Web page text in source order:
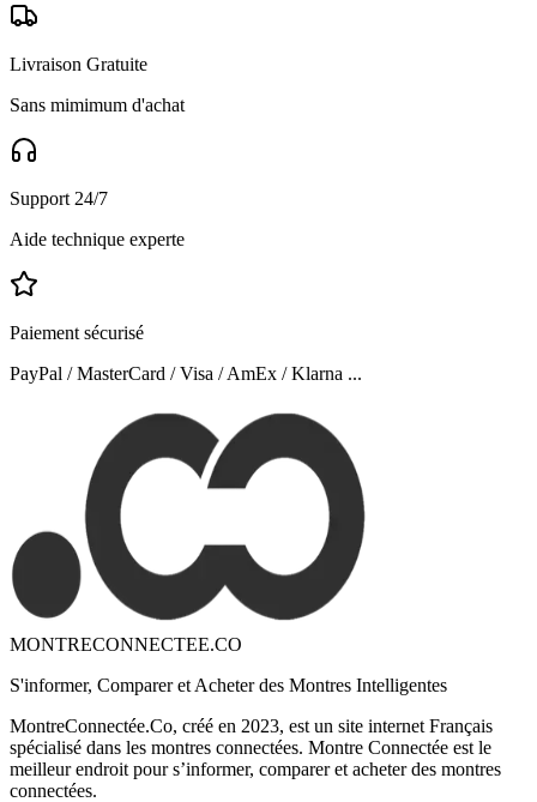
Livraison Gratuite
Sans mimimum d'achat
Support 24/7
Aide technique experte
Paiement sécurisé
PayPal / MasterCard / Visa / AmEx / Klarna ...
MONTRECONNECTEE.CO
S'informer, Comparer et Acheter des Montres Intelligentes
MontreConnectée.Co, créé en 2023, est un site internet Français
spécialisé dans les montres connectées. Montre Connectée est le
meilleur endroit pour s’informer, comparer et acheter des montres
connectées.